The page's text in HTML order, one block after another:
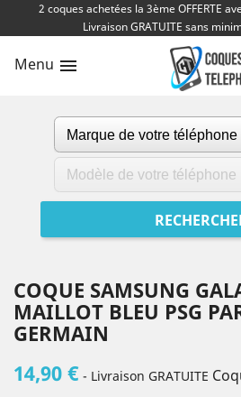
2 coques achetées la 3ème OFFERTE
Livraison GRATUITE sans
Menu 
COQUE SAMSUNG
MAILLOT BLEU PSG
GERMAIN
14,90 € - Livraison GRATUITE